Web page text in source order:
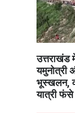
उत्तराखंड
यमुनोत्री
भूस्खलन,
यात्री फंसे